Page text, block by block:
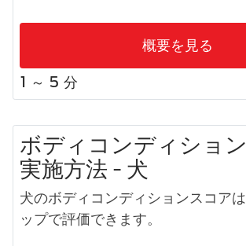
概要を見る
1 ～ 5 分
ボディコンディショ
実施方法 - 犬
犬のボディコンディションスコア
ップで評価できます。